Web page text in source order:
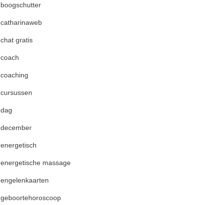
boogschutter
catharinaweb
chat gratis
coach
coaching
cursussen
dag
december
energetisch
energetische massage
engelenkaarten
geboortehoroscoop